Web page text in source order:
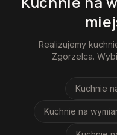
Realizujemy
Zgorzelca.
Kuchnie
Kuchnie na